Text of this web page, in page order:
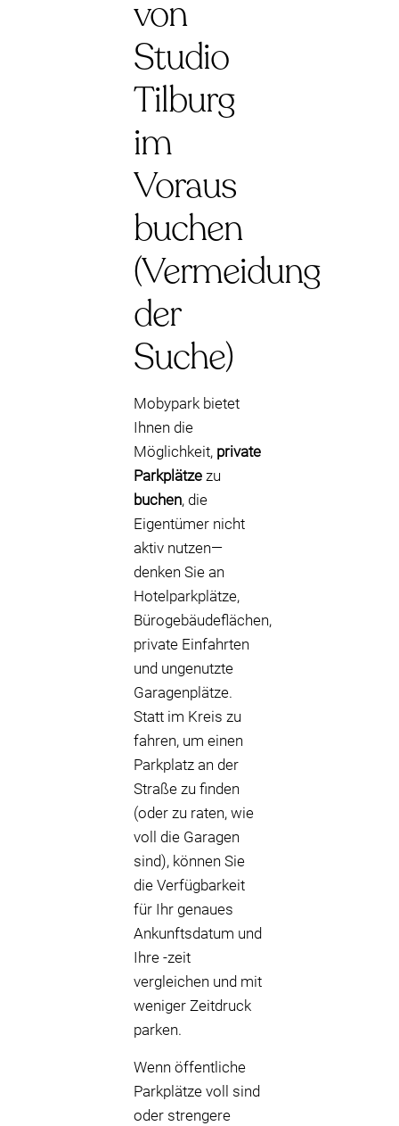
von
Studio
Tilburg
im
Voraus
buchen
(Vermeidung
der
Suche)
Mobypark bietet
Ihnen die
Möglichkeit, private
Parkplätze zu
buchen, die
Eigentümer nicht
aktiv nutzen—
denken Sie an
Hotelparkplätze,
Bürogebäudeflächen,
private Einfahrten
und ungenutzte
Garagenplätze.
Statt im Kreis zu
fahren, um einen
Parkplatz an der
Straße zu finden
(oder zu raten, wie
voll die Garagen
sind), können Sie
die Verfügbarkeit
für Ihr genaues
Ankunftsdatum und
Ihre -zeit
vergleichen und mit
weniger Zeitdruck
parken.
Wenn öffentliche
Parkplätze voll sind
oder strengere